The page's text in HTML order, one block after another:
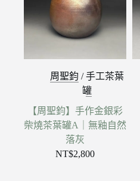
周聖鈞 /手工茶葉
罐
【周聖鈞】手作金銀彩
柴燒茶葉罐A｜無釉自然
落灰
NT$2,800